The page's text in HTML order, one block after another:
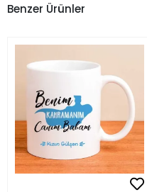
Benzer Ürünler